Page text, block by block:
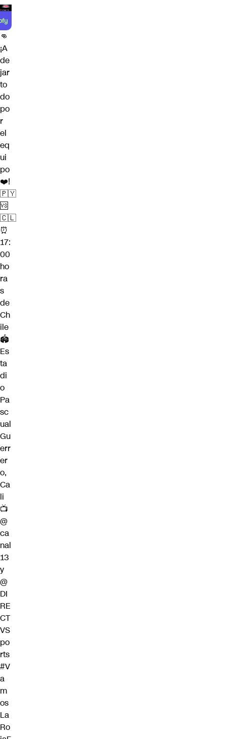
👊
¡A
de
jar
to
do
po
r
el
eq
ui
po
❤️!
🇵🇾
🆚
🇨🇱
⏰
17:
00
ho
ra
s
de
Ch
ile
🏟
Es
ta
di
o
Pa
sc
ual
Gu
err
er
o,
Ca
li
📺
@
ca
nal
13
y
@
DI
RE
CT
VS
po
rts
#V
a
m
os
La
Ro